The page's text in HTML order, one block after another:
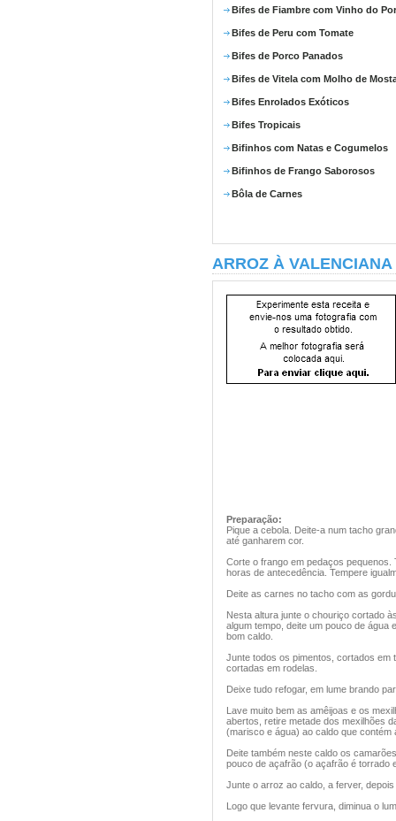
Bifes de Fiambre com Vinho do
Bifes de Peru com Tomate
Bifes de Porco Panados
Bifes de Vitela com Molho de
Bifes Enrolados Exóticos
Bifes Tropicais
Bifinhos com Natas e Cogumelos
Bifinhos de Frango Saborosos
Bôla de Carnes
ARROZ À VALENCIANA
Preparação:
Pique a cebola. Deite-a num tacho
até ganharem cor.
Corte o frango em pedaços
horas de antecedência. Tempere
Deite as carnes no tacho com as
Nesta altura junte o chouriço cortado
algum tempo, deite um pouco de água
bom caldo.
Junte todos os pimentos, cortados em
cortadas em rodelas.
Deixe tudo refogar, em lume brando
Lave muito bem as amêijoas e os
abertos, retire metade dos mexilhões
(marisco e água) ao caldo que contém
Deite também neste caldo os
pouco de açafrão (o açafrão é torrado
Junte o arroz ao caldo, a ferver,
Logo que levante fervura, diminua o